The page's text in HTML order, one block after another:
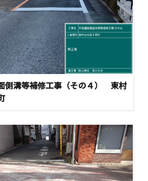
側溝等補修工事（その４） 東村